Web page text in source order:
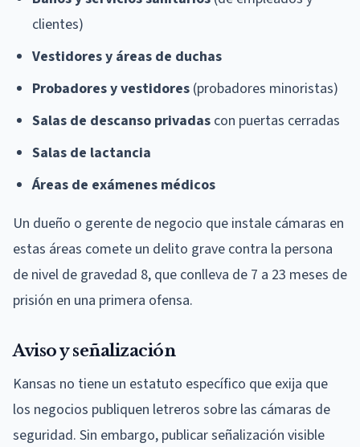
clientes)
Vestidores y áreas de duchas
Probadores y vestidores (probadores minoristas)
Salas de descanso privadas con puertas cerradas
Salas de lactancia
Áreas de exámenes médicos
Un dueño o gerente de negocio que instale cámaras en
estas áreas comete un delito grave contra la persona
de nivel de gravedad 8, que conlleva de 7 a 23 meses de
prisión en una primera ofensa.
Aviso y señalización
Kansas no tiene un estatuto específico que exija que
los negocios publiquen letreros sobre las cámaras de
seguridad. Sin embargo, publicar señalización visible